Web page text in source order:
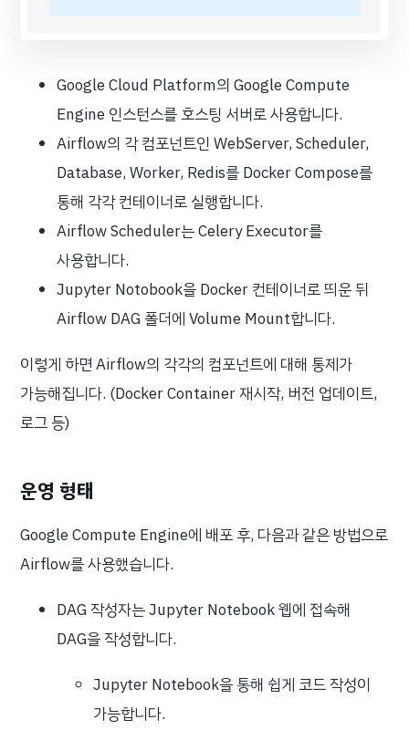
Google Cloud Platform의 Google Compute
Engine 인스턴스를 호스팅 서버로 사용합니다.
Airflow의 각 컴포넌트인 WebServer, Scheduler,
Database, Worker, Redis를 Docker Compose를
통해 각각 컨테이너로 실행합니다.
Airflow Scheduler는 Celery Executor를
사용합니다.
Jupyter Notobook을 Docker 컨테이너로 띄운 뒤
Airflow DAG 폴더에 Volume Mount합니다.
이렇게 하면 Airflow의 각각의 컴포넌트에 대해 통제가
가능해집니다. (Docker Container 재시작, 버전 업데이트,
로그 등)
운영 형태
Google Compute Engine에 배포 후, 다음과 같은 방법으로
Airflow를 사용했습니다.
DAG 작성자는 Jupyter Notebook 웹에 접속해
DAG을 작성합니다.
Jupyter Notebook을 통해 쉽게 코드 작성이
가능합니다.